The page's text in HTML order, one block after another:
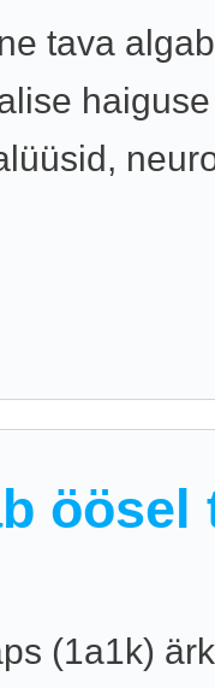
tava algab
haiguse
öösel
(1a1k)